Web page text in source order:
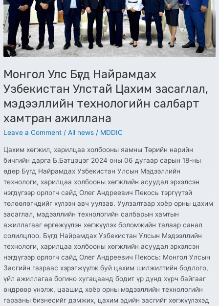
Монгол Улс Бүгд Найрамдах
Узбекистан Улстай Цахим засаглал,
мэдээллийн технологийн салбарт
хамтран ажиллана
Leave a Comment /All news / MDDIC
Цахим хөгжил, харилцаа холбооны яамны Төрийн нарийн
бичгийн дарга Б.Батцэцэг 2024 оны 06 дугаар сарын 18-ны
өдөр Бүгд Найрамдах Узбекистан Улсын Мэдээллийн
технологи, харилцаа холбооны хөгжлийн асуудал эрхэлсэн
нэгдүгээр орлогч сайд Олег Андреевич Пекось тэргүүтэй
төлөөлөгчдийг хүлээн авч уулзав. Уулзалтаар хоёр орны цахим
засаглал, мэдээллийн технологийн салбарын хамтын
ажиллагааг өргөжүүлэн хөгжүүлэх боломжийн талаар санал
солилцлоо. Бүгд Найрамдах Узбекистан Улсын Мэдээллийн
технологи, харилцаа холбооны хөгжлийн асуудал эрхэлсэн
нэгдүгээр орлогч сайд Олег Андреевич Пекось: Монгол Улсын
Засгийн газраас хэрэгжүүлж буй цахим шилжилтийн бодлого,
үйл ажиллагаа богино хугацаанд бодит үр дүнд хүрч байгааг
өндрөөр үнэлж, цаашид хоёр орны мэдээллийн технологийн
гарааны бизнесийг дэмжих, цахим эдийн засгийг хөгжүүлэхэд
салбарт
хамтран
ажиллана